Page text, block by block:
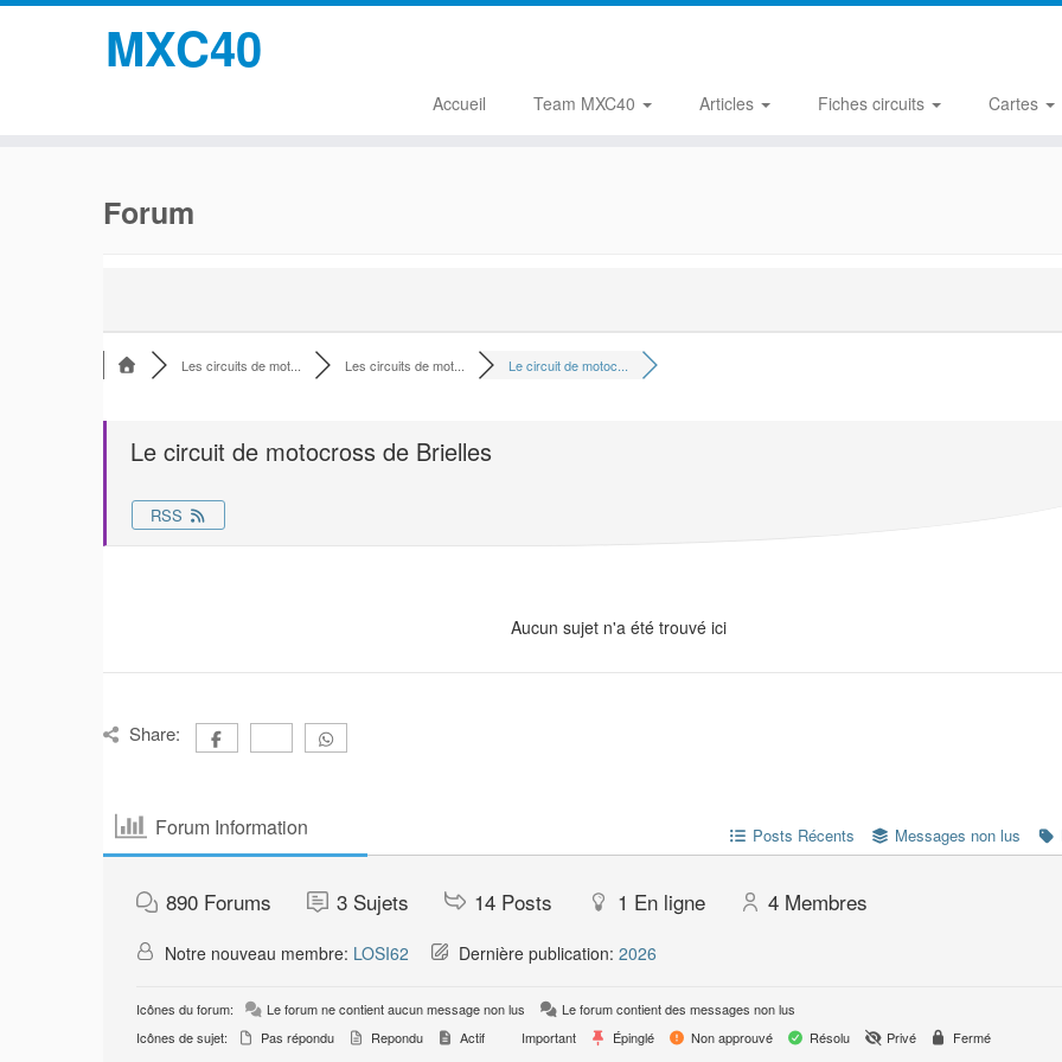
MXC40
Accueil Team MXC40 Articles Fiches circuits Cartes
Forum
Les circuits de mot... Les circuits de mot... Le circuit de motoc...
Le circuit de motocross de Brielles
RSS
Aucun sujet n'a été trouvé ici
Share:
Forum Information Posts Récents Messages non lus
890 Forums 3 Sujets 14 Posts 1 En ligne 4 Membres
Notre nouveau membre: LOSI62 Dernière publication: 2026
Icônes du forum: Le forum ne contient aucun message non lus
Le forum contient des messages non lus
Icônes de sujet:
Pas répondu Repondu Actif Important Épinglé Non approuvé Résolu Privé Fermé